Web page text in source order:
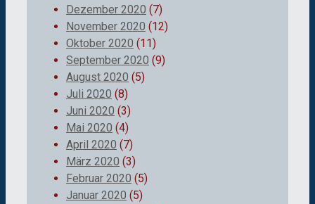
Dezember 2020 (7)
November 2020 (12)
Oktober 2020 (11)
September 2020 (9)
August 2020 (5)
Juli 2020 (8)
Juni 2020 (3)
Mai 2020 (4)
April 2020 (7)
März 2020 (3)
Februar 2020 (5)
Januar 2020 (5)